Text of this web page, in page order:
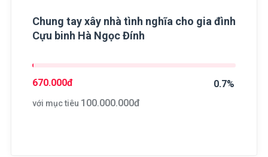
Chung tay xây nhà tình nghĩa cho gia đình
Cựu binh Hà Ngọc Đính
0.7%
670.000đ
với mục tiêu 100.000.000đ